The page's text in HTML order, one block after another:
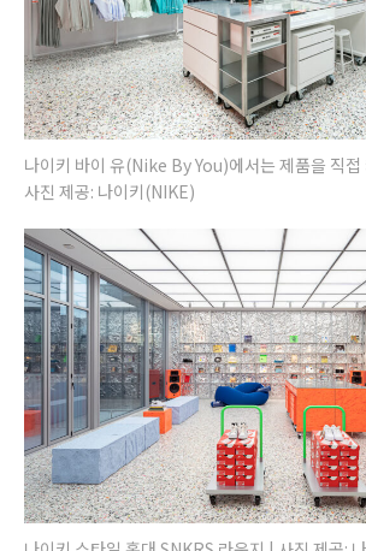
나이키 바이 유(Nike By You)에서는 제품을 직접
사진 제공: 나이키(NIKE)